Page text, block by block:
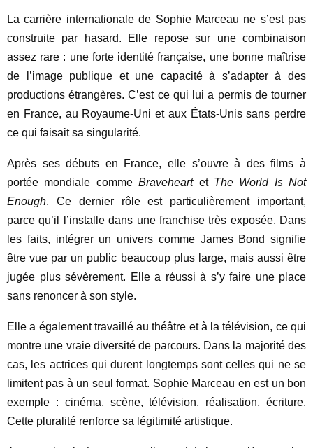
La carrière internationale de Sophie Marceau ne s’est pas
construite par hasard. Elle repose sur une combinaison
assez rare : une forte identité française, une bonne maîtrise
de l’image publique et une capacité à s’adapter à des
productions étrangères. C’est ce qui lui a permis de tourner
en France, au Royaume-Uni et aux États-Unis sans perdre
ce qui faisait sa singularité.
Après ses débuts en France, elle s’ouvre à des films à
portée mondiale commeBraveheartet The World Is Not
Enough. Ce dernier rôle est particulièrement important,
parce qu’il l’installe dans une franchise très exposée. Dans
les faits, intégrer un univers comme James Bond signifie
être vue par un public beaucoup plus large, mais aussi être
jugée plus sévèrement. Elle a réussi à s’y faire une place
sans renoncer à son style.
Elle a également travaillé au théâtre et à la télévision, ce qui
montre une vraie diversité de parcours. Dans la majorité des
cas, les actrices qui durent longtemps sont celles qui ne se
limitent pas à un seul format. Sophie Marceau en est un bon
exemple : cinéma, scène, télévision, réalisation, écriture.
Cette pluralité renforce sa légitimité artistique.